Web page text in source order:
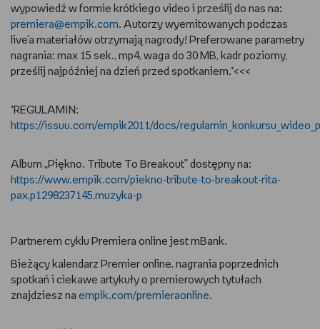
wypowiedź w formie krótkiego video i prześlij do nas na:
premiera@empik.com. Autorzy wyemitowanych podczas
live'a materiałów otrzymają nagrody! Preferowane parametry
nagrania: max 15 sek., mp4, waga do 30 MB, kadr poziomy,
prześlij najpóźniej na dzień przed spotkaniem.*<<<
*REGULAMIN:
https://issuu.com/empik2011/docs/
Album „Piękno. Tribute To Breakout” dostępny na:
https://www.empik.com/piekno-tribute-to-breakout-rita-
pax,p1298237145,muzyka-p
Partnerem cyklu Premiera online jest mBank.
Bieżący kalendarz Premier online, nagrania poprzednich
spotkań i ciekawe artykuły o premierowych tytułach
znajdziesz na empik.com/premieraonline.